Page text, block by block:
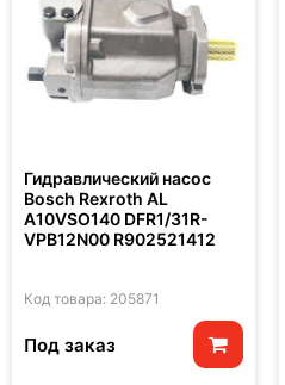
Гидравлический насос
Bosch Rexroth AL
A10VSO140 DFR1/31R-
VPB12N00 R902521412
Код товара: 205871
Под заказ